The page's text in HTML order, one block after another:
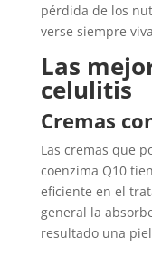
pérdida de los
verse siempre
Las
celulitis
Cremas
Las cremas que
coenzima Q10
eficiente en el
general la
resultado una